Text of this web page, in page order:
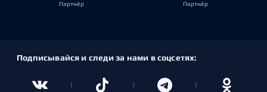
Партнёр Партнёр
Подписывайся и следи за нами в соцсетях: